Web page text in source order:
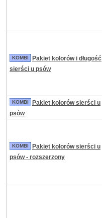
KOMBI
Pakiet kolorów i długość
sierści u psów
KOMBI
Pakiet kolorów sierści u
psów
KOMBI
Pakiet kolorów sierści u
psów - rozszerzony